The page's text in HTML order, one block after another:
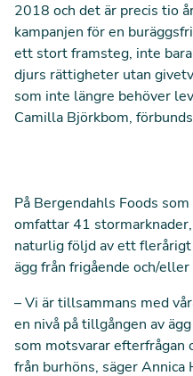
2018 och det är precis tio
kampanjen för en
ett stort framsteg, inte
djurs rättigheter utan
som inte längre behöver
Camilla Björkbom,
På Bergendahls Foods
omfattar 41
naturlig följd av ett
ägg från frigående och/eller
– Vi är tillsammans med
en nivå på tillgången av
som motsvarar efterfrågan
från burhöns, säger Annica